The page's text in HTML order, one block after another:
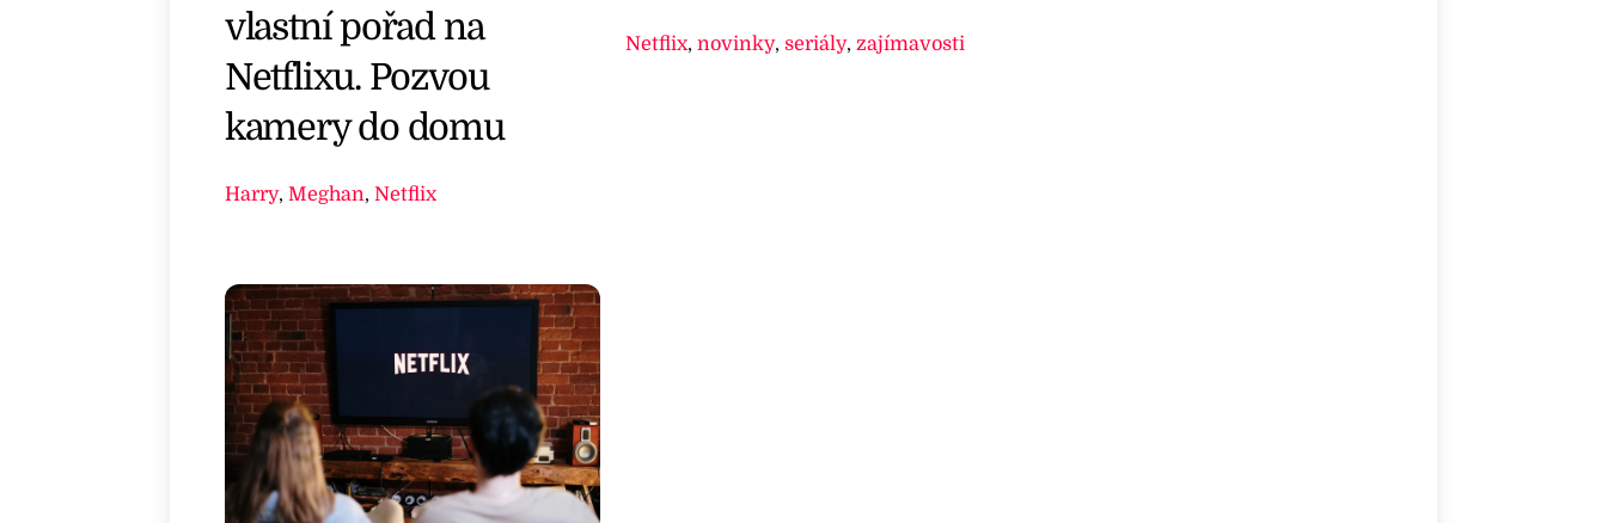
vlastní pořad na
Netflixu. Pozvou
kamery do domu
Harry, Meghan, Netflix
Netflix, novinky, seriály, zajímavosti